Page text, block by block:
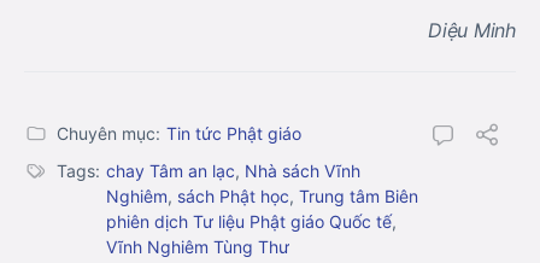
Diệu Minh
Chuyên mục: Tin tức Phật giáo
Tags: chay Tâm an lạc, Nhà sách Vĩnh
Nghiêm, sách Phật học, Trung tâm Biên
phiên dịch Tư liệu Phật giáo Quốc tế,
Vĩnh Nghiêm Tùng Thư